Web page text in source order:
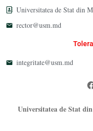
Universitatea de Stat din
rector@usm.md
integritate@usm.md
Universitatea de Stat